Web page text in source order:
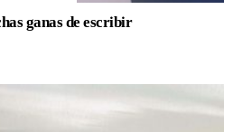
ganas de escribir